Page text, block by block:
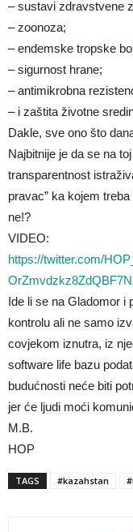
– sustavi zdravstvene
– zoonoza;
– endemske tropske
– sigurnost hrane;
– antimikrobna
– i zaštita životne
Dakle, sve ono što
Najbitnije je da se na
transparentnost
pravac” ka kojem
ne!?
VIDEO:
https://twitter.com/
Ide li se na Gladomor i
kontrolu ali ne samo
covjekom iznutra, iz
software life bazu
budućnosti neće biti
jer će ljudi moći
M.B.
HOP
TAGS #kazahstan